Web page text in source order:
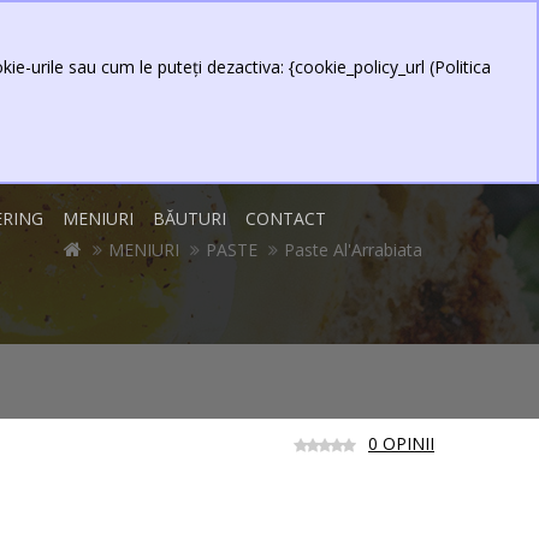
urile sau cum le puteți dezactiva: {cookie_policy_url (Politica
MENIURI BĂUTURI CONTACT
MENIURI PASTE Paste Al'Arrabiata
0 OPINII